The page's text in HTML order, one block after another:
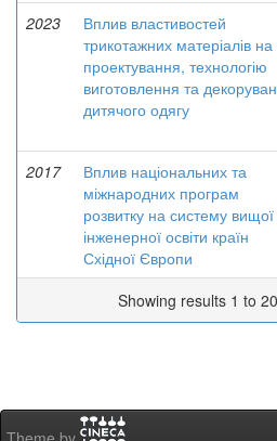
2023
Вплив властивостей
трикотажних матеріалів на
проектування, технологію
виготовлення та
дитячого одягу
2017
Вплив національних та
міжнародних програм
розвитку на систему вищої
інженерної освіти країн
Східної Європи
Showing results 1 to